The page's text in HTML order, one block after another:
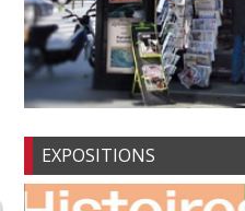
EXPOSITIONS